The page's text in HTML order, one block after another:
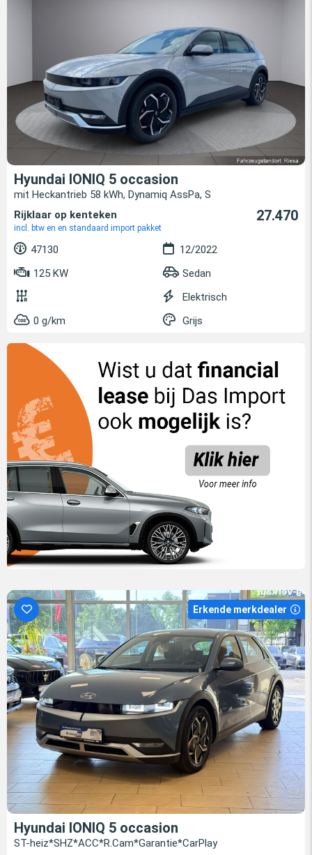
Hyundai IONIQ 5 occasion
mit Heckantrieb 58 kWh, Dynamiq AssPa, S
Rijklaar op kenteken
incl. btw en en standaard import pakket
27.470
47130
12/2022
125 KW
Sedan
Elektrisch
0 g/km
Grijs
Erkende merkdealer
Hyundai IONIQ 5 occasion
ST-heiz*SHZ*ACC*R.Cam*Garantie*CarPlay